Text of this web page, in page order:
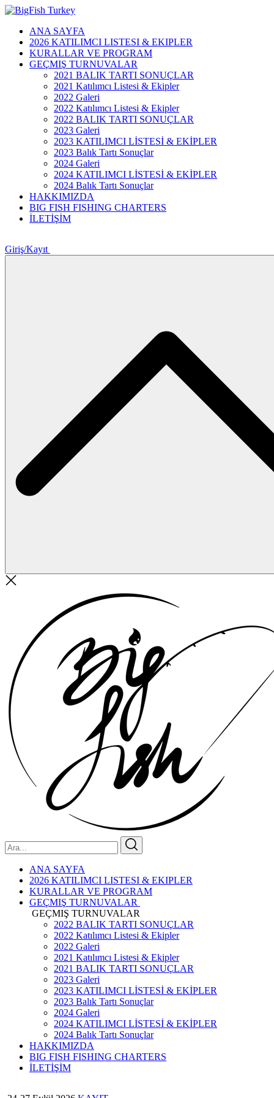
ANA SAYFA
2026 KATILIMCI LISTESI & EKIPLER
KURALLAR VE PROGRAM
GEÇMIŞ TURNUVALAR
2021 BALIK TARTI SONUÇLAR
2021 Katılımcı Listesi & Ekipler
2022 Galeri
2022 Katılımcı Listesi & Ekipler
2022 BALIK TARTI SONUÇLAR
2023 Galeri
2023 KATILIMCI LİSTESİ & EKİPLER
2023 Balık Tartı Sonuçlar
2024 Galeri
2024 KATILIMCI LİSTESİ & EKİPLER
2024 Balık Tartı Sonuçlar
HAKKIMIZDA
BIG FISH FISHING CHARTERS
İLETİŞİM
Giriş/Kayıt
ANA SAYFA
2026 KATILIMCI LISTESI & EKIPLER
KURALLAR VE PROGRAM
GEÇMIŞ TURNUVALAR
GEÇMIŞ TURNUVALAR
2022 BALIK TARTI SONUÇLAR
2022 Katılımcı Listesi & Ekipler
2022 Galeri
2021 Katılımcı Listesi & Ekipler
2021 BALIK TARTI SONUÇLAR
2023 Galeri
2023 KATILIMCI LİSTESİ & EKİPLER
2023 Balık Tartı Sonuçlar
2024 Galeri
2024 KATILIMCI LİSTESİ & EKİPLER
2024 Balık Tartı Sonuçlar
HAKKIMIZDA
BIG FISH FISHING CHARTERS
İLETİŞİM